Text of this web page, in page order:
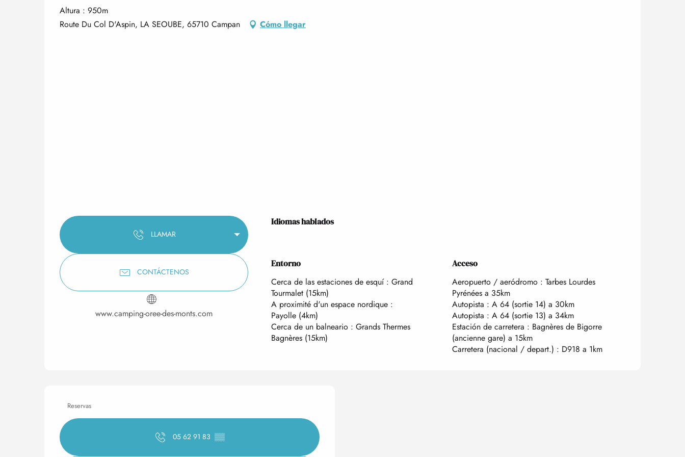
Altura : 950m
Route Du Col D'Aspin, LA SEOUBE, 65710 Campan
Cómo llegar
LLAMAR
CONTÁCTENOS
www.camping-oree-des-monts.com
Idiomas hablados
Idiomas hablados
Entorno
Entorno
Cerca de las estaciones de esquí : Grand
Tourmalet (15km)
A proximité d'un espace nordique :
Payolle (4km)
Cerca de un balneario : Grands Thermes
Bagnères (15km)
Acceso
Acceso
Aeropuerto / aeródromo : Tarbes Lourdes
Pyrénées a 35km
Autopista : A 64 (sortie 14) a 30km
Autopista : A 64 (sortie 13) a 34km
Estación de carretera : Bagnères de Bigorre
(ancienne gare) a 15km
Carretera (nacional / depart.) : D918 a 1km
Reservas
05 62 91 83 ▒▒